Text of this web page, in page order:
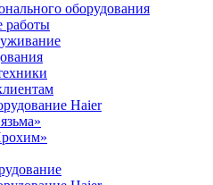
оборудования
работы
Haier